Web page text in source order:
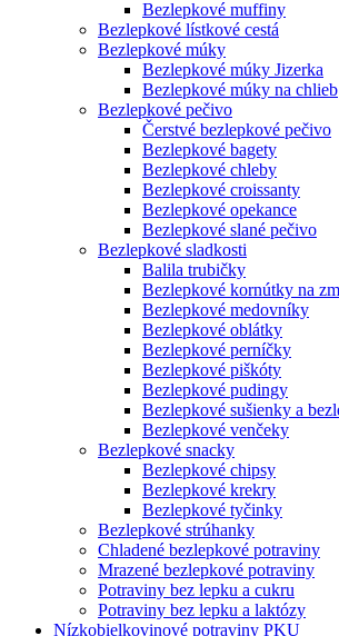
Bezlepkové muffiny
Bezlepkové lístkové cestá
Bezlepkové múky
Bezlepkové múky Jizerka
Bezlepkové múky na chlieb
Bezlepkové pečivo
Čerstvé bezlepkové pečivo
Bezlepkové bagety
Bezlepkové chleby
Bezlepkové croissanty
Bezlepkové opekance
Bezlepkové slané pečivo
Bezlepkové sladkosti
Balila trubičky
Bezlepkové kornútky na
Bezlepkové medovníky
Bezlepkové oblátky
Bezlepkové perníčky
Bezlepkové piškóty
Bezlepkové pudingy
Bezlepkové sušienky a
Bezlepkové venčeky
Bezlepkové snacky
Bezlepkové chipsy
Bezlepkové krekry
Bezlepkové tyčinky
Bezlepkové strúhanky
Chladené bezlepkové potraviny
Mrazené bezlepkové potraviny
Potraviny bez lepku a cukru
Potraviny bez lepku a laktózy
Nízko­bielkovinové potraviny PKU